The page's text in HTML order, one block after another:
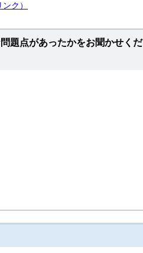
ンク）
題点があったかをお聞かせくだ